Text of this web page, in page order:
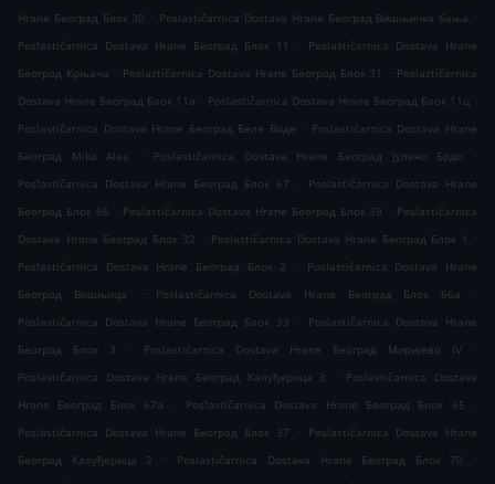
Hrane Београд Блок 30 . Poslastičarnica Dostava Hrane Београд Вишњичка бања .
Poslastičarnica Dostava Hrane Београд Блок 11
. Poslastičarnica Dostava Hrane
Београд Крњача . Poslastičarnica Dostava Hrane Београд Блок 31 . Poslastičarnica
Dostava Hrane Београд Блок 11а . Poslastičarnica Dostava Hrane Београд Блок 11ц .
Poslastičarnica Dostava Hrane Београд Беле Воде . Poslastičarnica Dostava Hrane
Београд Mika Alas
. Poslastičarnica Dostava Hrane Београд Јулино Брдо
.
Poslastičarnica Dostava Hrane Београд Блок 67
. Poslastičarnica Dostava Hrane
Београд Блок 66 . Poslastičarnica Dostava Hrane Београд Блок 39 . Poslastičarnica
Dostava Hrane Београд Блок 32
. Poslastičarnica Dostava Hrane Београд Блок 1
.
Poslastičarnica Dostava Hrane Београд Блок 2
.
Poslastičarnica Dostava Hrane
Београд Вишњица
. Poslastičarnica Dostava Hrane Београд Блок 66а
.
Poslastičarnica Dostava Hrane Београд Блок 33
. Poslastičarnica Dostava Hrane
Београд Блок 3
. Poslastičarnica Dostava Hrane Београд Миријево IV
.
Poslastičarnica Dostava Hrane Београд Калуђерица 3
. Poslastičarnica Dostava
Hrane Београд Блок 67а
. Poslastičarnica Dostava Hrane Београд Блок 65
.
Poslastičarnica Dostava Hrane Београд Блок 37
. Poslastičarnica Dostava Hrane
Београд Калуђерица 2
. Poslastičarnica Dostava Hrane Београд Блок 70
.